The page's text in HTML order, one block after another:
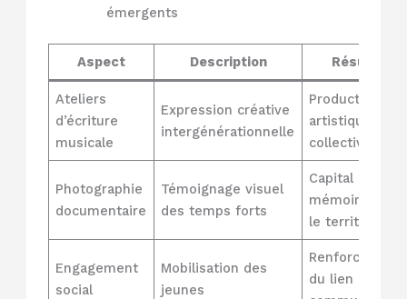
émergents
Aspect Description Résultat
Ateliers
d’écriture
musicale
Expression créative
intergénérationnelle
Productions
artistiques
collectives
Photographie
documentaire
Témoignage visuel
des temps forts
Capital
mémoire pour
le territoire
Engagement
social
Mobilisation des
jeunes
Renforcement
du lien